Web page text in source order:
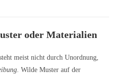
oder Materialien
meist nicht durch Unordnung,
. Wilde Muster auf der